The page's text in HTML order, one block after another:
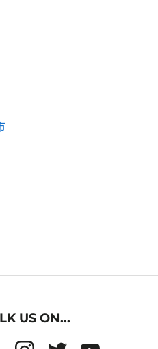
US ON...